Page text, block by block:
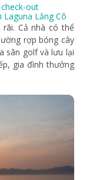
out
Laguna Lăng Cô
rãi. Cả nhà có thể
rợp bóng cây
sân golf và lưu lại
gia đình thưởng